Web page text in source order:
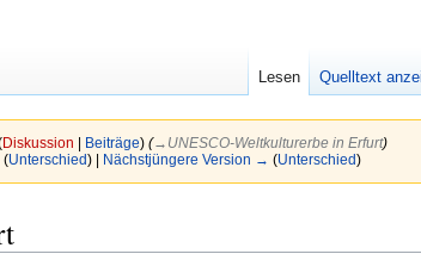
Diskussion | Beiträge) (→‎UNESCO-Weltkulturerbe in Erfurt)
(Unterschied) | Nächstjüngere Version → (Unterschied)
Lesen Quelltext